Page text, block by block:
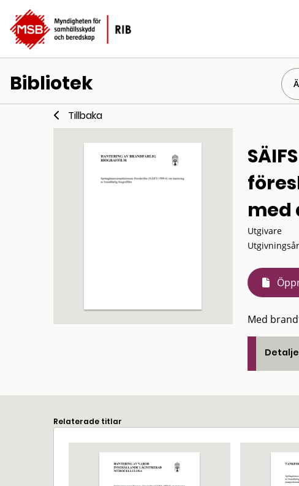
Bibliotek
Tillbaka
med
Utgivare
Utgivningsår
Med
Relaterade titlar